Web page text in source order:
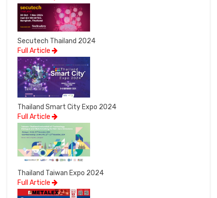
Secutech Thailand 2024
Full Article
Thailand Smart City Expo 2024
Full Article
Thailand Taiwan Expo 2024
Full Article